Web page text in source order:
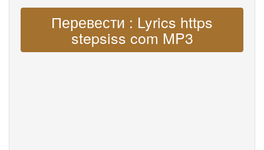
Перевести : Lyrics https
stepsiss com MP3